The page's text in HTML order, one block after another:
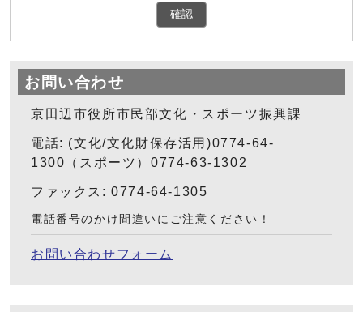
確認
お問い合わせ
京田辺市役所市民部文化・スポーツ振興課
電話: (文化/文化財保存活用)0774-64-
1300（スポーツ）0774-63-1302
ファックス: 0774-64-1305
電話番号のかけ間違いにご注意ください！
お問い合わせフォーム